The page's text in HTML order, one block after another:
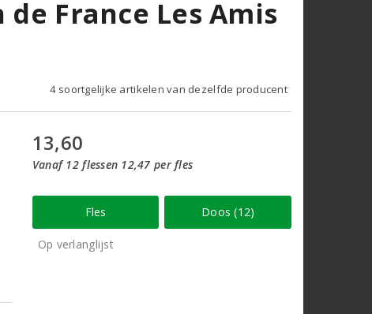
France Les Amis
4 soortgelijke artikelen van dezelfde producent
13,60
Vanaf 12 flessen 12,47 per fles
Fles Doos (12)
Op verlanglijst